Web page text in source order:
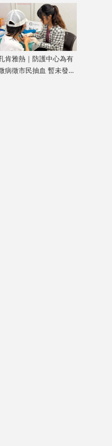
肯雅熱｜防護中心為有
病徵市民抽血 暫未發現